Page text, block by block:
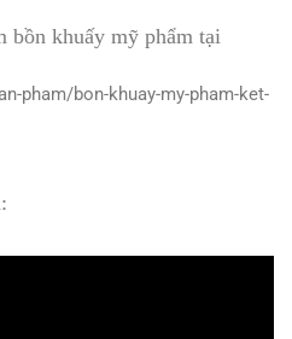
bồn khuấy mỹ phẩm tại
pham/bon-khuay-my-pham-ket-